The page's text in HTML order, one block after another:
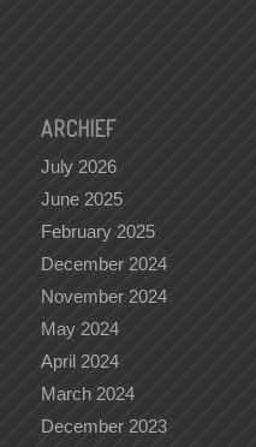
ARCHIEF
July 2026
June 2025
February 2025
December 2024
November 2024
May 2024
April 2024
March 2024
December 2023